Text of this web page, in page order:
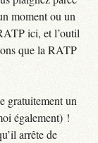
moment ou un
ici, et l’outil
que la RATP
gratuitement un
également) !
arrête de